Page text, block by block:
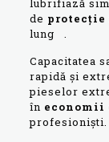
lubrifiază
de
lung .
Capacitatea
rapidă și
pieselor
în economii
profesioniști.